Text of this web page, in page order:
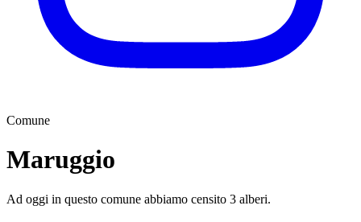
Comune
Maruggio
Ad oggi in questo comune abbiamo censito 3 alberi.